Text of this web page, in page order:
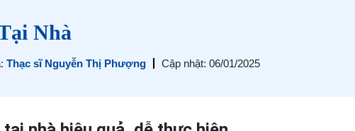
Nhà
Thạc sĩ Nguyễn Thị Phượng Cập nhật: 06/01/2025